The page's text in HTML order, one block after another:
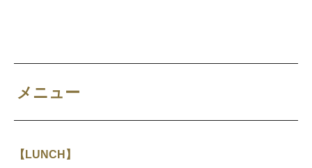
メニュー
【LUNCH】